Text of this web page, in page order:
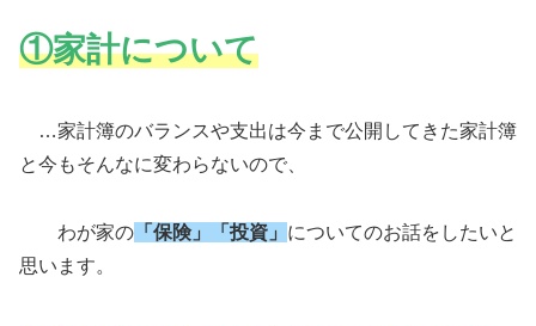
①家計について
…家計簿のバランスや支出は今まで公開してきた家計簿
と今もそんなに変わらないので、
わが家の 「保険」「投資」 についてのお話をしたいと
思います。